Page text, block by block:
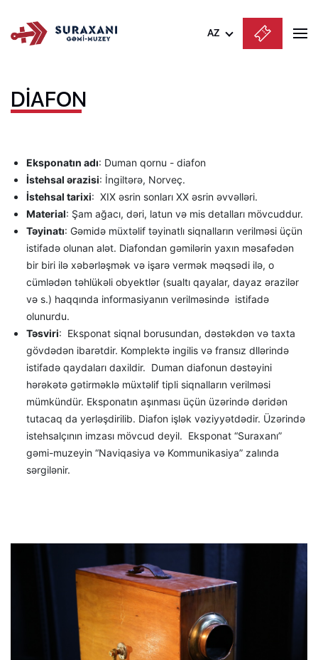
AZ
DİAFON
Eksponatın adı: Duman qornu - diafon
İstehsal ərazisi: İngiltərə, Norveç.
İstehsal tarixi: XIX əsrin sonları XX əsrin əvvəlləri.
Material: Şam ağacı, dəri, latun və mis detalları mövcuddur.
Təyinatı: Gəmidə müxtəlif təyinatlı siqnalların verilməsi üçün
istifadə olunan alət. Diafondan gəmilərin yaxın məsafədən
bir biri ilə xəbərləşmək və işarə vermək məqsədi ilə, o
cümlədən təhlükəli obyektlər (sualtı qayalar, dayaz ərazilər
və s.) haqqında informasiyanın verilməsində istifadə
olunurdu.
Təsviri: Eksponat siqnal borusundan, dəstəkdən və taxta
gövdədən ibarətdir. Komplektə ingilis və fransız dllərində
istifadə qaydaları daxildir. Duman diafonun dəstəyini
hərəkətə gətirməklə müxtəlif tipli siqnalların verilməsi
mümkündür. Eksponatın aşınması üçün üzərində dəridən
tutacaq da yerləşdirilib. Diafon işlək vəziyyətdədir. Üzərində
istehsalçının imzası mövcud deyil. Eksponat “Suraxanı”
gəmi-muzeyin “Naviqasiya və Kommunikasiya” zalında
sərgilənir.